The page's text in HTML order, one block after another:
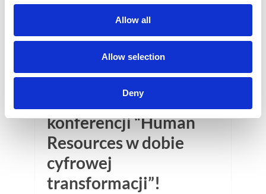
Allow all
Allow selection
Deny
Apollogic na
konferencji “Human
Resources w dobie
cyfrowej
transformacji”!